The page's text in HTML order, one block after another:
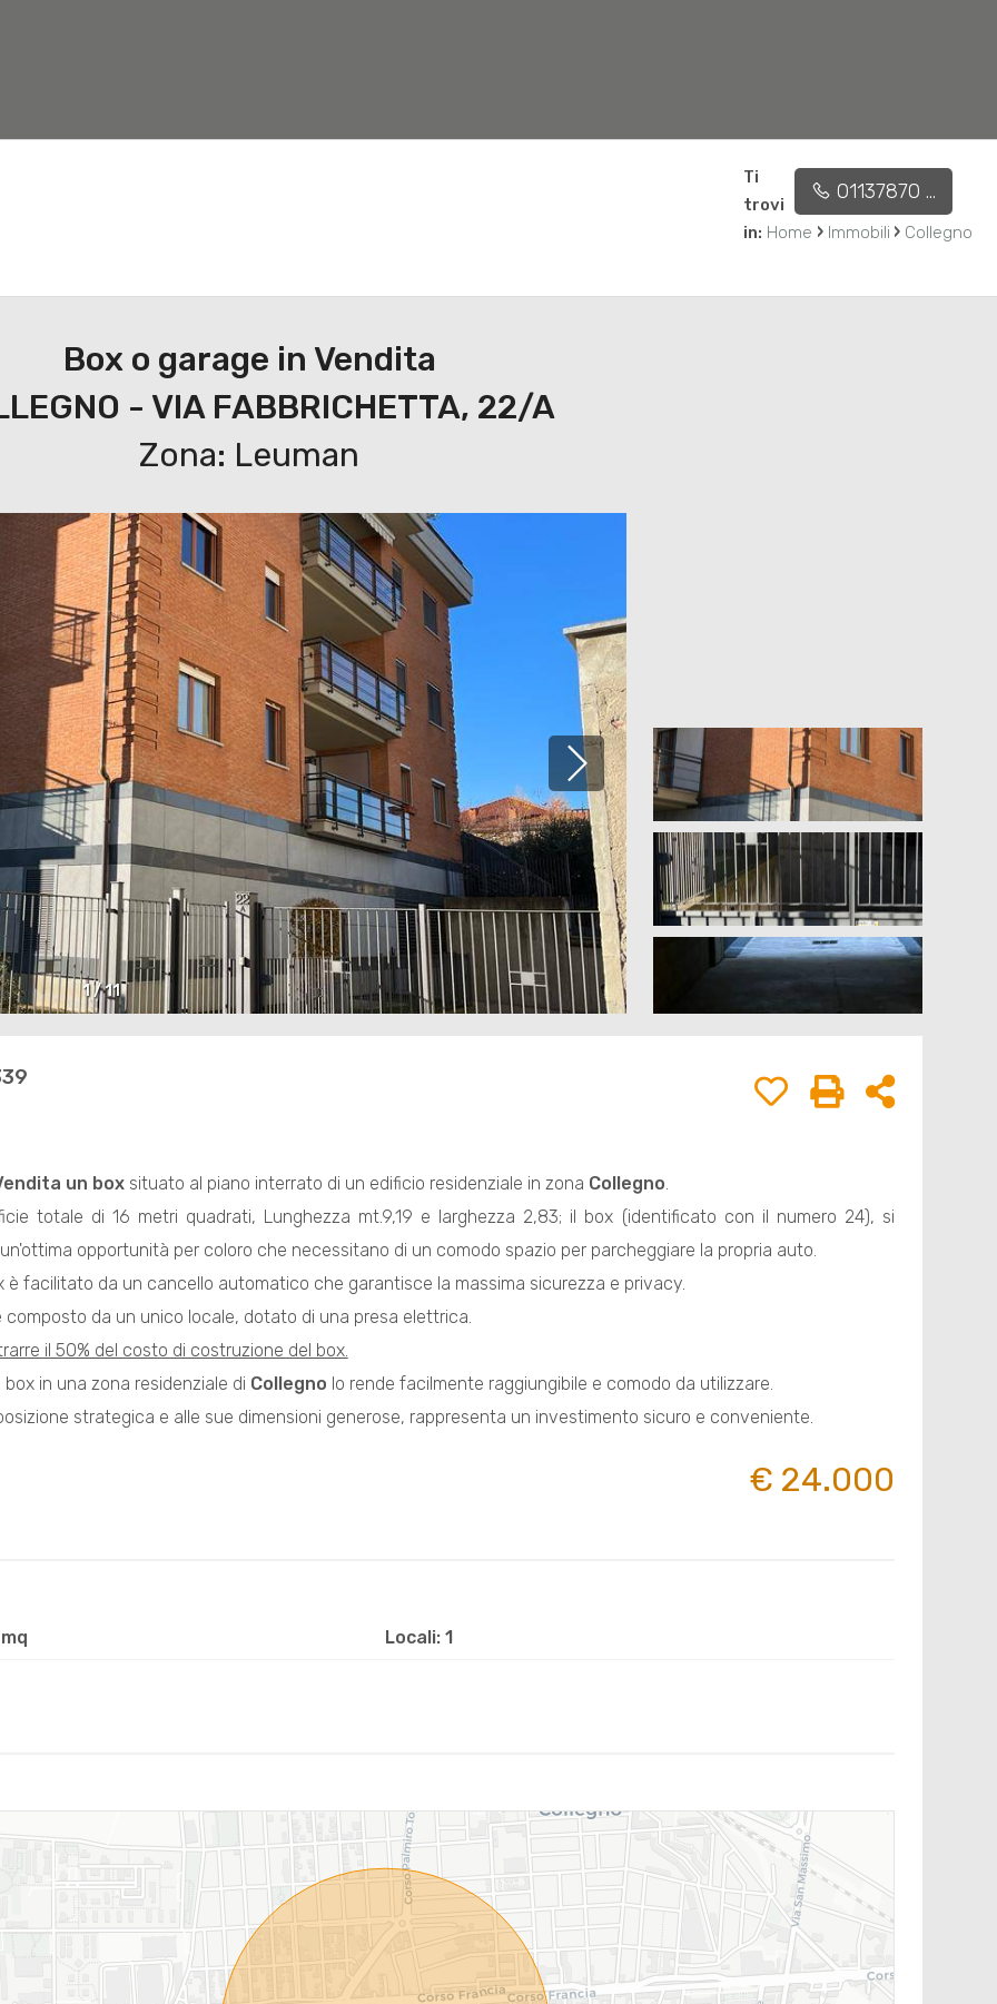
01137870 ...
Ti
trovi
in: Home › Immobili › Collegno
Box o garage in Vendita
- VIA FABBRICHETTA, 22/A
Zona: Leuman
1/11
un box situato al piano interrato di un edificio residenziale in zona Collegno.
totale di 16 metri quadrati, Lunghezza mt.9,19 e larghezza 2,83; il box (identificato con il numero 24), si
opportunità per coloro che necessitano di un comodo spazio per parcheggiare la propria auto.
è facilitato da un cancello automatico che garantisce la massima sicurezza e privacy.
composto da un unico locale, dotato di una presa elettrica.
il 50% del costo di costruzione del box.
in una zona residenziale di Collegno lo rende facilmente raggiungibile e comodo da utilizzare.
strategica e alle sue dimensioni generose, rappresenta un investimento sicuro e conveniente.
€ 24.000
Locali: 1